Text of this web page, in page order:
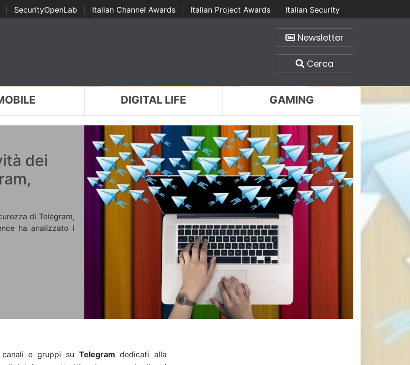
SecurityOpenLab Italian Channel Awards Italian Project Awards
Italian Security
Awards | ...
Newsletter
Cerca
DIGITAL LIFE GAMING
dei
di Telegram,
ha analizzato i
canali e gruppi suTelegramdedicati alla